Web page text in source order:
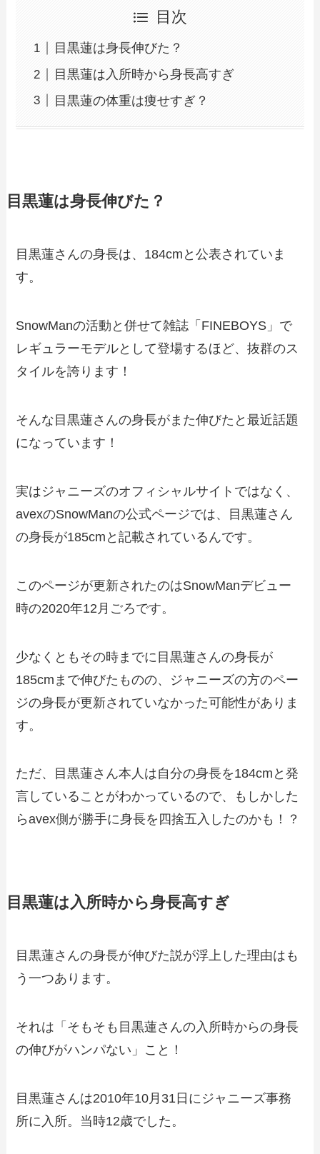
目次
目黒蓮は身長伸びた？
目黒蓮は入所時から身長高すぎ
目黒蓮の体重は痩せすぎ？
目黒蓮は身長伸びた？
目黒蓮さんの身長は、184cmと公表されていま
す。
SnowManの活動と併せて雑誌「FINEBOYS」で
レギュラーモデルとして登場するほど、抜群のス
タイルを誇ります！
そんな目黒蓮さんの身長がまた伸びたと最近話題
になっています！
実はジャニーズのオフィシャルサイトではなく、
avexのSnowManの公式ページでは、目黒蓮さん
の身長が185cmと記載されているんです。
このページが更新されたのはSnowManデビュー
時の2020年12月ごろです。
少なくともその時までに目黒蓮さんの身長が
185cmまで伸びたものの、ジャニーズの方のペー
ジの身長が更新されていなかった可能性がありま
す。
ただ、目黒蓮さん本人は自分の身長を184cmと発
言していることがわかっているので、もしかした
らavex側が勝手に身長を四捨五入したのかも！？
目黒蓮は入所時から身長高すぎ
目黒蓮さんの身長が伸びた説が浮上した理由はも
う一つあります。
それは「そもそも目黒蓮さんの入所時からの身長
の伸びがハンパない」こと！
目黒蓮さんは2010年10月31日にジャニーズ事務
所に入所。当時12歳でした。